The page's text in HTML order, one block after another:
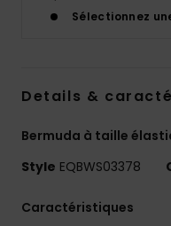
Sélectionnez
Details &
Bermuda à taille
Style EQBWS03378
Caractéristiques